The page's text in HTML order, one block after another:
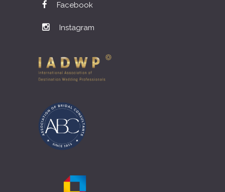
Facebook
Instagram